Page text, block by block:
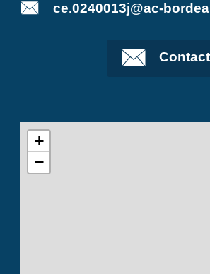
ce.0240013j@ac-
Contact
+
−